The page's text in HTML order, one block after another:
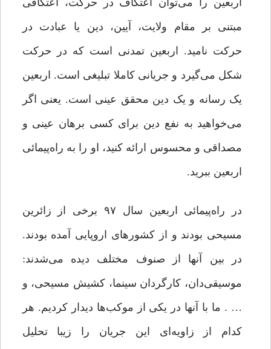
اربعین را می‌توان اعتکاف در حرکت، اعتکافی
مبتنی بر مقام ولایت، آیین، دین یا عبادت در
حرکت نامید. اربعین تمدنی است که در حرکت
شکل می‌گیرد و جریانی کاملا تبلیغی است. اربعین
یک رسانه و یک دین محقق عینی است. یعنی اگر
می‌خواهید به نفع دین برای کسی برهان عینی و
مصداقی و محسوس ارائه کنید، او را به راه‌پیمائی
اربعین ببرید.
در راه‌پیمائی اربعین سال ۹۷ برخی از زائرین
مسیحی بودند و از کشورهای اروپایی آمده بودند.
در بین آنها از صنوف مختلف دیده می‌شدند:
موسیقی‌دان، کارگردان سینما، کشیش مسیحی، و
… . ما با آنها در یکی از موکب‌ها دیدار کردیم. هر
کدام از زاویه‌ای این جریان را زیبا تحلیل